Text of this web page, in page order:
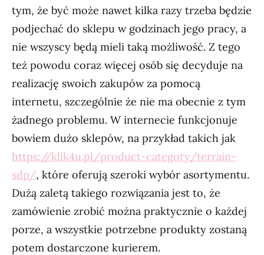
tym, że być może nawet kilka razy trzeba będzie
podjechać do sklepu w godzinach jego pracy, a
nie wszyscy będą mieli taką możliwość. Z tego
też powodu coraz więcej osób się decyduje na
realizację swoich zakupów za pomocą
internetu, szczególnie że nie ma obecnie z tym
żadnego problemu. W internecie funkcjonuje
bowiem dużo sklepów, na przykład takich jak
https://klik4u.pl/product-category/terrain-
sdp/, które oferują szeroki wybór asortymentu.
Dużą zaletą takiego rozwiązania jest to, że
zamówienie zrobić można praktycznie o każdej
porze, a wszystkie potrzebne produkty zostaną
potem dostarczone kurierem.